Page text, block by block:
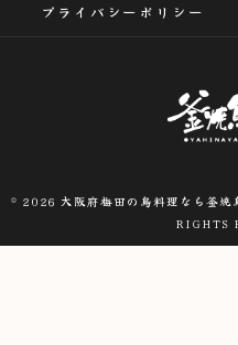
プライバシーポリシー
© 2026 大阪府梅田の鳥料理なら釜
RIGHTS